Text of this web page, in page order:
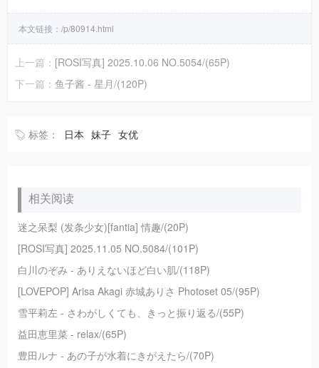
本文链接： /p/80914.html
上一篇： [ROSI写真] 2025.10.06 NO.5054/(65P)
下一篇： 鱼子酱 - 星月/(120P)
标签： 日本 妹子 女优
相关阅读
迷之呆梨 (发条少女)[fantia] 情趣/(20P)
[ROSI写真] 2025.11.05 NO.5084/(101P)
白川のぞみ - ありえないほど白い肌/(118P)
[LOVEPOP] Arisa Akagi 赤城ありさ Photoset 05/(95P)
雪平莉左 - さわがしくても、きっと振り返る/(55P)
益田恵里菜 - relax/(65P)
豊田ルナ - あの子が水着にきがえたら/(70P)